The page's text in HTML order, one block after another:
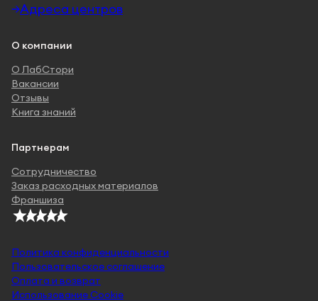
Адреса центров
О компании
О ЛабСтори
Вакансии
Отзывы
Книга знаний
Партнерам
Сотрудничество
Заказ расходных материалов
Франшиза
Политика конфиденциальности
Пользовательское соглашение
Оплата и возврат
Использование Cookie